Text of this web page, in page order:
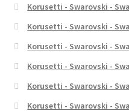
Korusetti - Swarovski -
Korusetti - Swarovski -
Korusetti - Swarovski -
Korusetti - Swarovski -
Korusetti - Swarovski -
Korusetti - Swarovski -